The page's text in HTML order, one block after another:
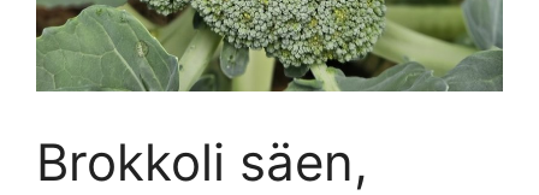
Brokkoli säen,